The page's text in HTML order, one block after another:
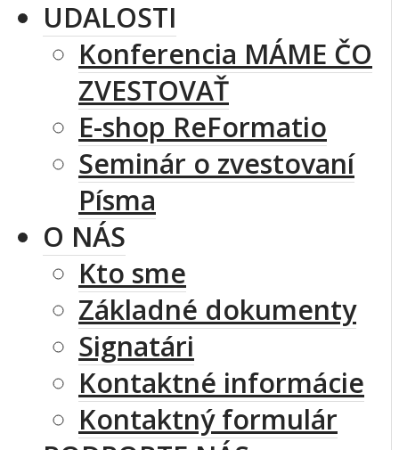
UDALOSTI
Konferencia MÁME ČO
ZVESTOVAŤ
E-shop ReFormatio
Seminár o zvestovaní
Písma
O NÁS
Kto sme
Základné dokumenty
Signatári
Kontaktné informácie
Kontaktný formulár